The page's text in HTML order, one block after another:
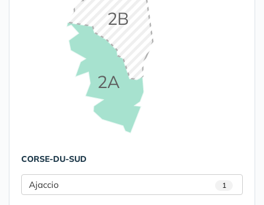
2A
2B
CORSE-DU-SUD
Ajaccio 1